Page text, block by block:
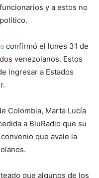
y a estos no
confirmó el lunes 31 de
venezolanos. Estos
ingresar a Estados
Colombia, Marta Lucía
a BluRadio que su
que avale la
que algunos de los